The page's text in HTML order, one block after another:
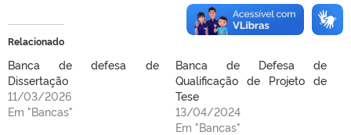
Relacionado
Banca de defesa de
Dissertação
11/03/2026
Em "Bancas"
Banca de Defesa de
Qualificação de Projeto de
Tese
13/04/2024
Em "Bancas"